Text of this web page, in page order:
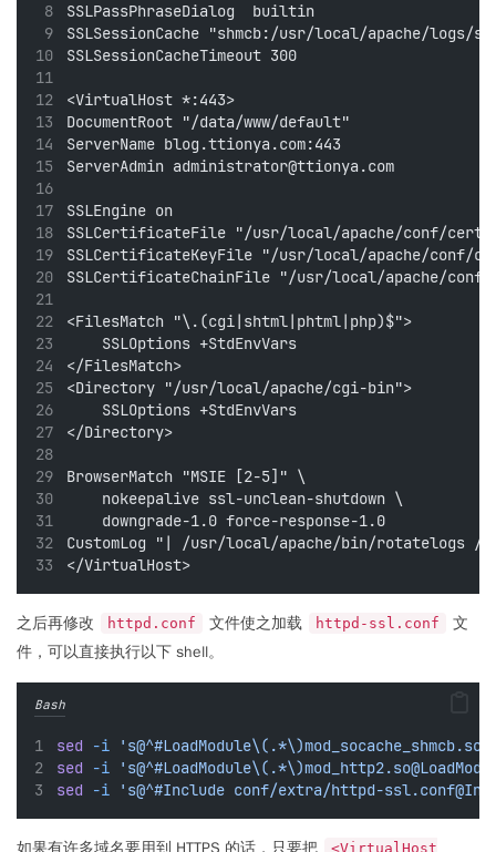
SSLPassPhraseDialog  builtin
SSLSessionCache "shmcb:/usr/local/apache/logs/
SSLSessionCacheTimeout 300
<VirtualHost *:443>
DocumentRoot "/data/www/default"
ServerName blog.ttionya.com:443
ServerAdmin administrator@ttionya.com
SSLEngine on
SSLCertificateFile "/usr/local/apache/conf/
SSLCertificateKeyFile "/usr/local/apache/conf/
SSLCertificateChainFile "/usr/local/apache/
<FilesMatch "\.(cgi|shtml|phtml|php)$">
    SSLOptions +StdEnvVars
</FilesMatch>
<Directory "/usr/local/apache/cgi-bin">
    SSLOptions +StdEnvVars
</Directory>
BrowserMatch "MSIE [2-5]" \
    nokeepalive ssl-unclean-shutdown \
    downgrade-1.0 force-response-1.0
CustomLog "| /usr/local/apache/bin/rotatelogs /
</VirtualHost>
之后再修改 httpd.conf 文件使之加载 httpd-ssl.conf
文
件，可以直接执行以下 shell。
Bash
sed -i
sed
-i
sed
-i 's@^#Include conf/extra/httpd-
如果有许多域名要用到 HTTPS 的话，只要把 <VirtualHost